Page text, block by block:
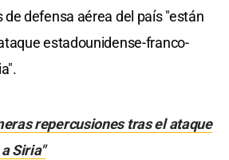
de defensa aérea del país "están
estadounidense-franco-
repercusiones tras el ataque
Siria"